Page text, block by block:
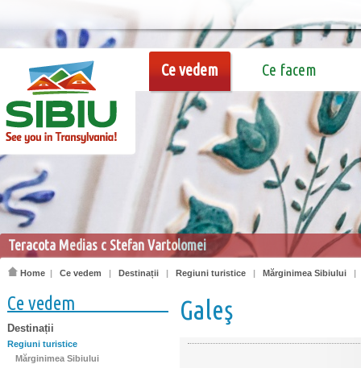
Ce vedem Ce facem
Teracota Medias c Stefan Vartolomei
Home | Ce vedem | Destinații | Regiuni turistice | Mărginimea Sibiului
Ce vedem
Destinații
Regiuni turistice
Mărginimea Sibiului
Galeş